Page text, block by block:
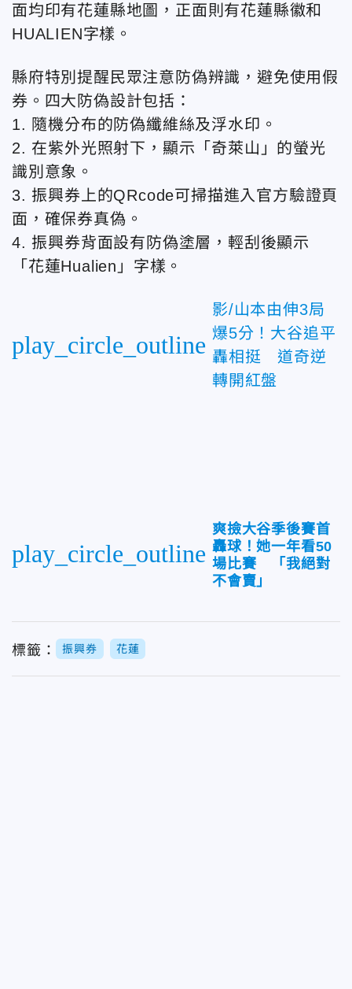
面均印有花蓮縣地圖，正面則有花蓮縣徽和
HUALIEN字樣。
縣府特別提醒民眾注意防偽辨識，避免使用假
券。四大防偽設計包括：
1. 隨機分布的防偽纖維絲及浮水印。
2. 在紫外光照射下，顯示「奇萊山」的螢光
識別意象。
3. 振興券上的QRcode可掃描進入官方驗證頁
面，確保券真偽。
4. 振興券背面設有防偽塗層，輕刮後顯示
「花蓮Hualien」字樣。
play_circle_outline
影/山本由伸3局
爆5分！大谷追平
轟相挺 道奇逆
轉開紅盤
play_circle_outline
爽撿大谷季後賽首
轟球！她一年看50
場比賽 「我絕對
不會賣」
標籤： 振興券 花蓮